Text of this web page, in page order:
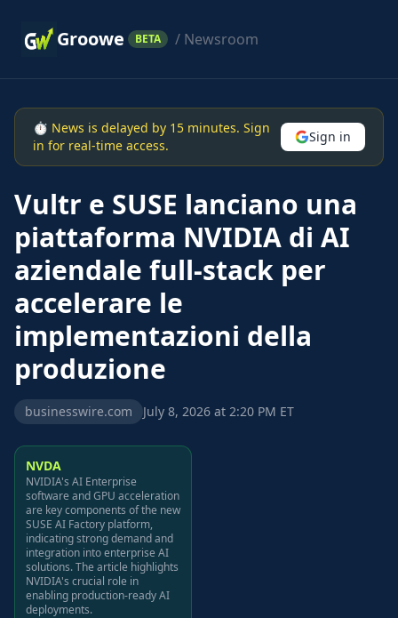
Groowe BETA / Newsroom
⏱ News is delayed by 15 minutes. Sign
in for real-time access.
Sign in
Vultr e SUSE lanciano una
piattaforma NVIDIA di AI
aziendale full-stack per
accelerare le
implementazioni della
produzione
businesswire.com July 8, 2026 at 2:20 PM ET
NVDA
NVIDIA's AI Enterprise
software and GPU acceleration
are key components of the new
SUSE AI Factory platform,
indicating strong demand and
integration into enterprise AI
solutions. The article highlights
NVIDIA's crucial role in
enabling production-ready AI
deployments.